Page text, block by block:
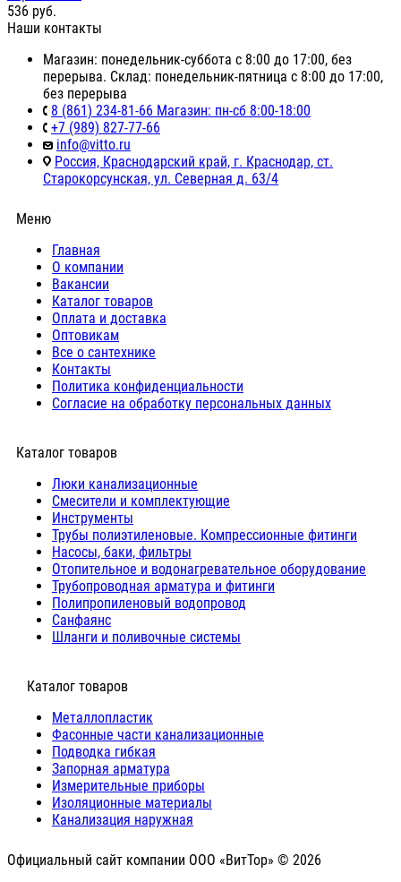
536 руб.
Наши контакты
Магазин: понедельник-суббота с 8:00 до 17:00, без
перерыва. Склад: понедельник-пятница с 8:00 до 17:00,
без перерыва
8 (861) 234-81-66 Магазин: пн-сб 8:00-18:00
+7 (989) 827-77-66
info@vitto.ru
Россия, Краснодарский край, г. Краснодар, ст.
Старокорсунская, ул. Северная д. 63/4
Меню
Главная
О компании
Вакансии
Каталог товаров
Оплата и доставка
Оптовикам
Все о сантехнике
Контакты
Политика конфиденциальности
Согласие на обработку персональных данных
Каталог товаров
Люки канализационные
Cмесители и комплектующие
Инструменты
Трубы полиэтиленовые. Компрессионные фитинги
Насосы, баки, фильтры
Отопительное и водонагревательное оборудование
Трубопроводная арматура и фитинги
Полипропиленовый водопровод
Санфаянс
Шланги и поливочные системы
⠀Каталог товаров
Металлопластик
Фасонные части канализационные
Подводка гибкая
Запорная арматура
Измерительные приборы
Изоляционные материалы
Канализация наружная
Официальный сайт компании ООО «ВитТор» © 2026